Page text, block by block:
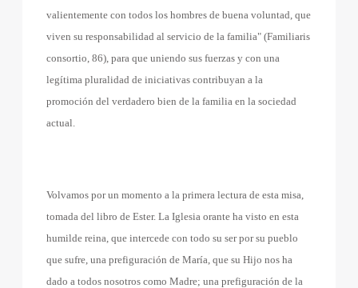
valientemente con todos los hombres de buena voluntad, que
viven su responsabilidad al servicio de la familia" (Familiaris
consortio, 86), para que uniendo sus fuerzas y con una
legítima pluralidad de iniciativas contribuyan a la
promoción del verdadero bien de la familia en la sociedad
actual.
Volvamos por un momento a la primera lectura de esta misa,
tomada del libro de Ester. La Iglesia orante ha visto en esta
humilde reina, que intercede con todo su ser por su pueblo
que sufre, una prefiguración de María, que su Hijo nos ha
dado a todos nosotros como Madre; una prefiguración de la